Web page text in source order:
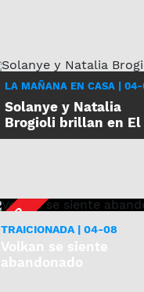
LA MAÑANA EN CASA |
Solanye y Natalia
Brogioli brillan en El
Semillero de Shulay
TRAICIONADA | 04-08
Volkan se siente
abandonado